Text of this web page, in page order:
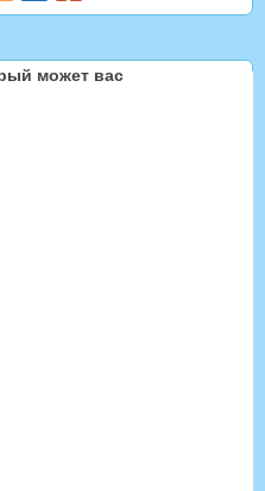
может вас